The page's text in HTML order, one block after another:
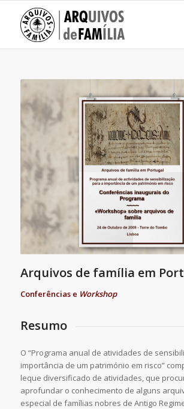
Arquivos de família em
Conferências e Workshop
Resumo
O “Programa anual de atividades de
importância de um património em risco”
leque diversificado de atividades, que
aprofundar o conhecimento de alguns
especial de famílias nobres de Antigo